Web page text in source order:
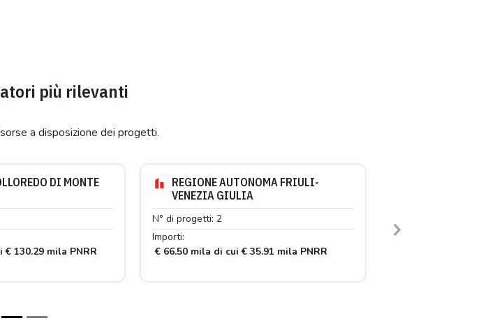
più rilevanti
a disposizione dei progetti.
DI MONTE
130.29 mila PNRR
REGIONE AUTONOMA FRIULI-
VENEZIA GIULIA
N° di progetti: 2
Importi:
€ 66.50 mila di cui € 35.91 mila PNRR
Next